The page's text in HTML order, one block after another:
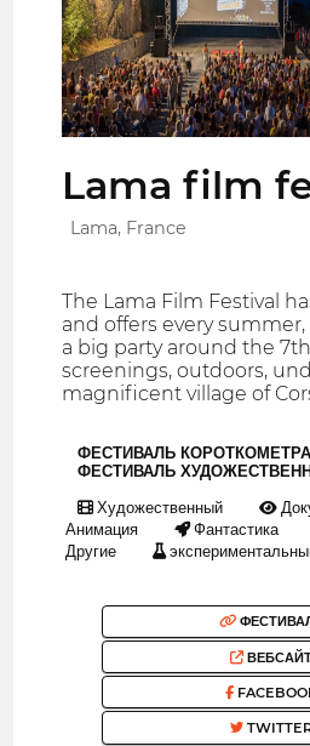
Lama film
Lama, France
The Lama Film Festival
and offers every
a big party around the
screenings, outdoors,
magnificent village of
ФЕСТИВАЛЬ
ФЕСТИВАЛЬ
Художественный
Анимация
Фантастика
Другие